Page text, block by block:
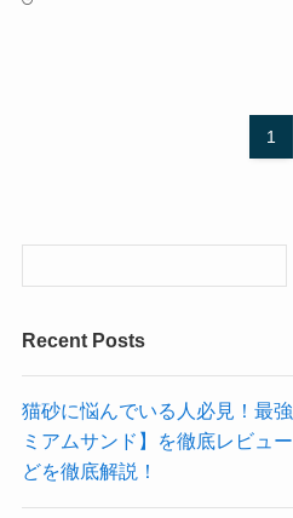
1
Recent Posts
猫砂に悩んでいる人必見！最
ミアムサンド】を徹底レビュ
どを徹底解説！